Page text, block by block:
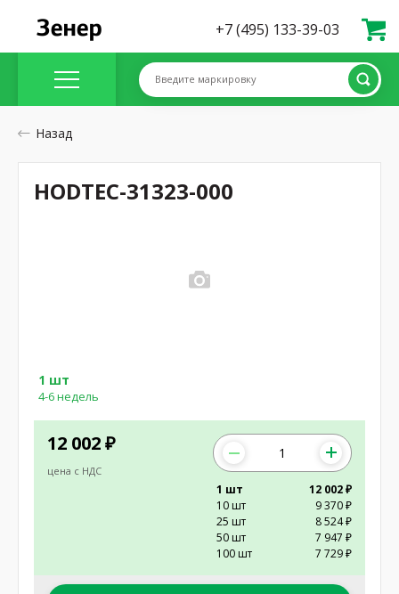
+7 (495) 133-39-03
Введите маркировку
Назад
12 002 ₽
цена с НДС
1 шт
4-6 недель
1 шт
12 002 ₽
10 шт
9 370 ₽
25 шт
8 524 ₽
50 шт
7 947 ₽
100 шт
7 729 ₽
HODTEC-31323-000